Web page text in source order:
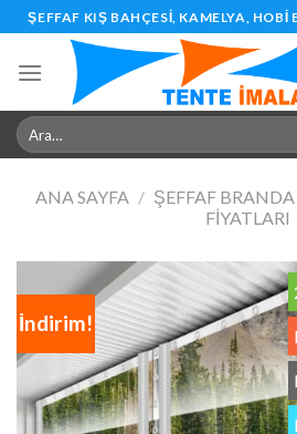
Skip
to
content
ŞEFFAF KIŞ BAHÇESI, KAMELYA, HOBI
Ara:
ANA SAYFA / ŞEFFAF BRANDA
FIYATLARI
İndirim!